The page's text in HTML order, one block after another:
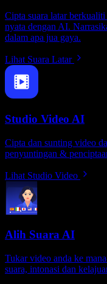
Cipta suara latar berkualiti
nyata dengan AI.
dalam apa jua gaya.
Lihat Suara Latar
Studio Video AI
Cipta dan sunting video
penyuntingan &
Lihat Studio Video
Alih Suara AI
Tukar video anda ke
suara, intonasi dan